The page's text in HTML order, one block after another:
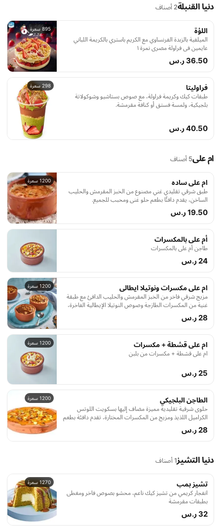
دنيا القنبلة2 أصناف
895 سعرة اللؤة
الميلفية بالزبدة الفرنساوي مع الكريم باستري بالكريمة اللباني
عايمين في فراولة مصري نمرة ١
36.50 ر.س
298 سعرة فراوليتا
طبقات كيك وكريمة فراولة، مع صوص بستاشيو وشوكولاتة
بلجيكية، ولمسة فستق أو كنافة مقرمشة.
40.50 ر.س
ام على5 أصناف
1200 سعرة ام على ساده
طبق شرقي تقليدي غني مصنوع من الخبز المقرمش والحليب
الساخن، يقدم دافئًا بطعم حلو غني ومحبب للجميع.
19.50 ر.س
أم على بالمكسرات
طاجن أم على بالمكسرات
24 ر.س
1200 سعرة ام على مكسرات ونوتيلا ايطالى
مزيج شرقي فاخر من الخبز المقرمش والحليب الدافئ مع طبقة
غنية من المكسرات الطازجة وصوص النوتيلا الإيطالية الفاخرة،
لتجربة طعم فريدة لا تُنسى.
28 ر.س
1200 سعرة ام على قشطة + مكسرات
ام على قشطة + مكسرات من بلبن
25 ر.س
1200 سعرة الطاجن البلجيكي
حلوى شرقية تقليدية مميزة مضاف إليها بسكويت اللوتس
الكراميل اللذيذ ومزيج من المكسرات المختارة، تقدم دافئة بطعم
غني وقوام مقرمش يدمج بين الأصالة والحداثة.
28 ر.س
دنيا التشيز1 أصناف
1270 سعرة تشيز بمب
انفجار كريمي من تشيز كيك ناعم، محشو بصوص فاخر ومغطى
بطبقات مقرمشة
32 ر.س